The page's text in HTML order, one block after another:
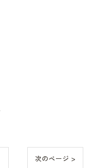
次のページ >